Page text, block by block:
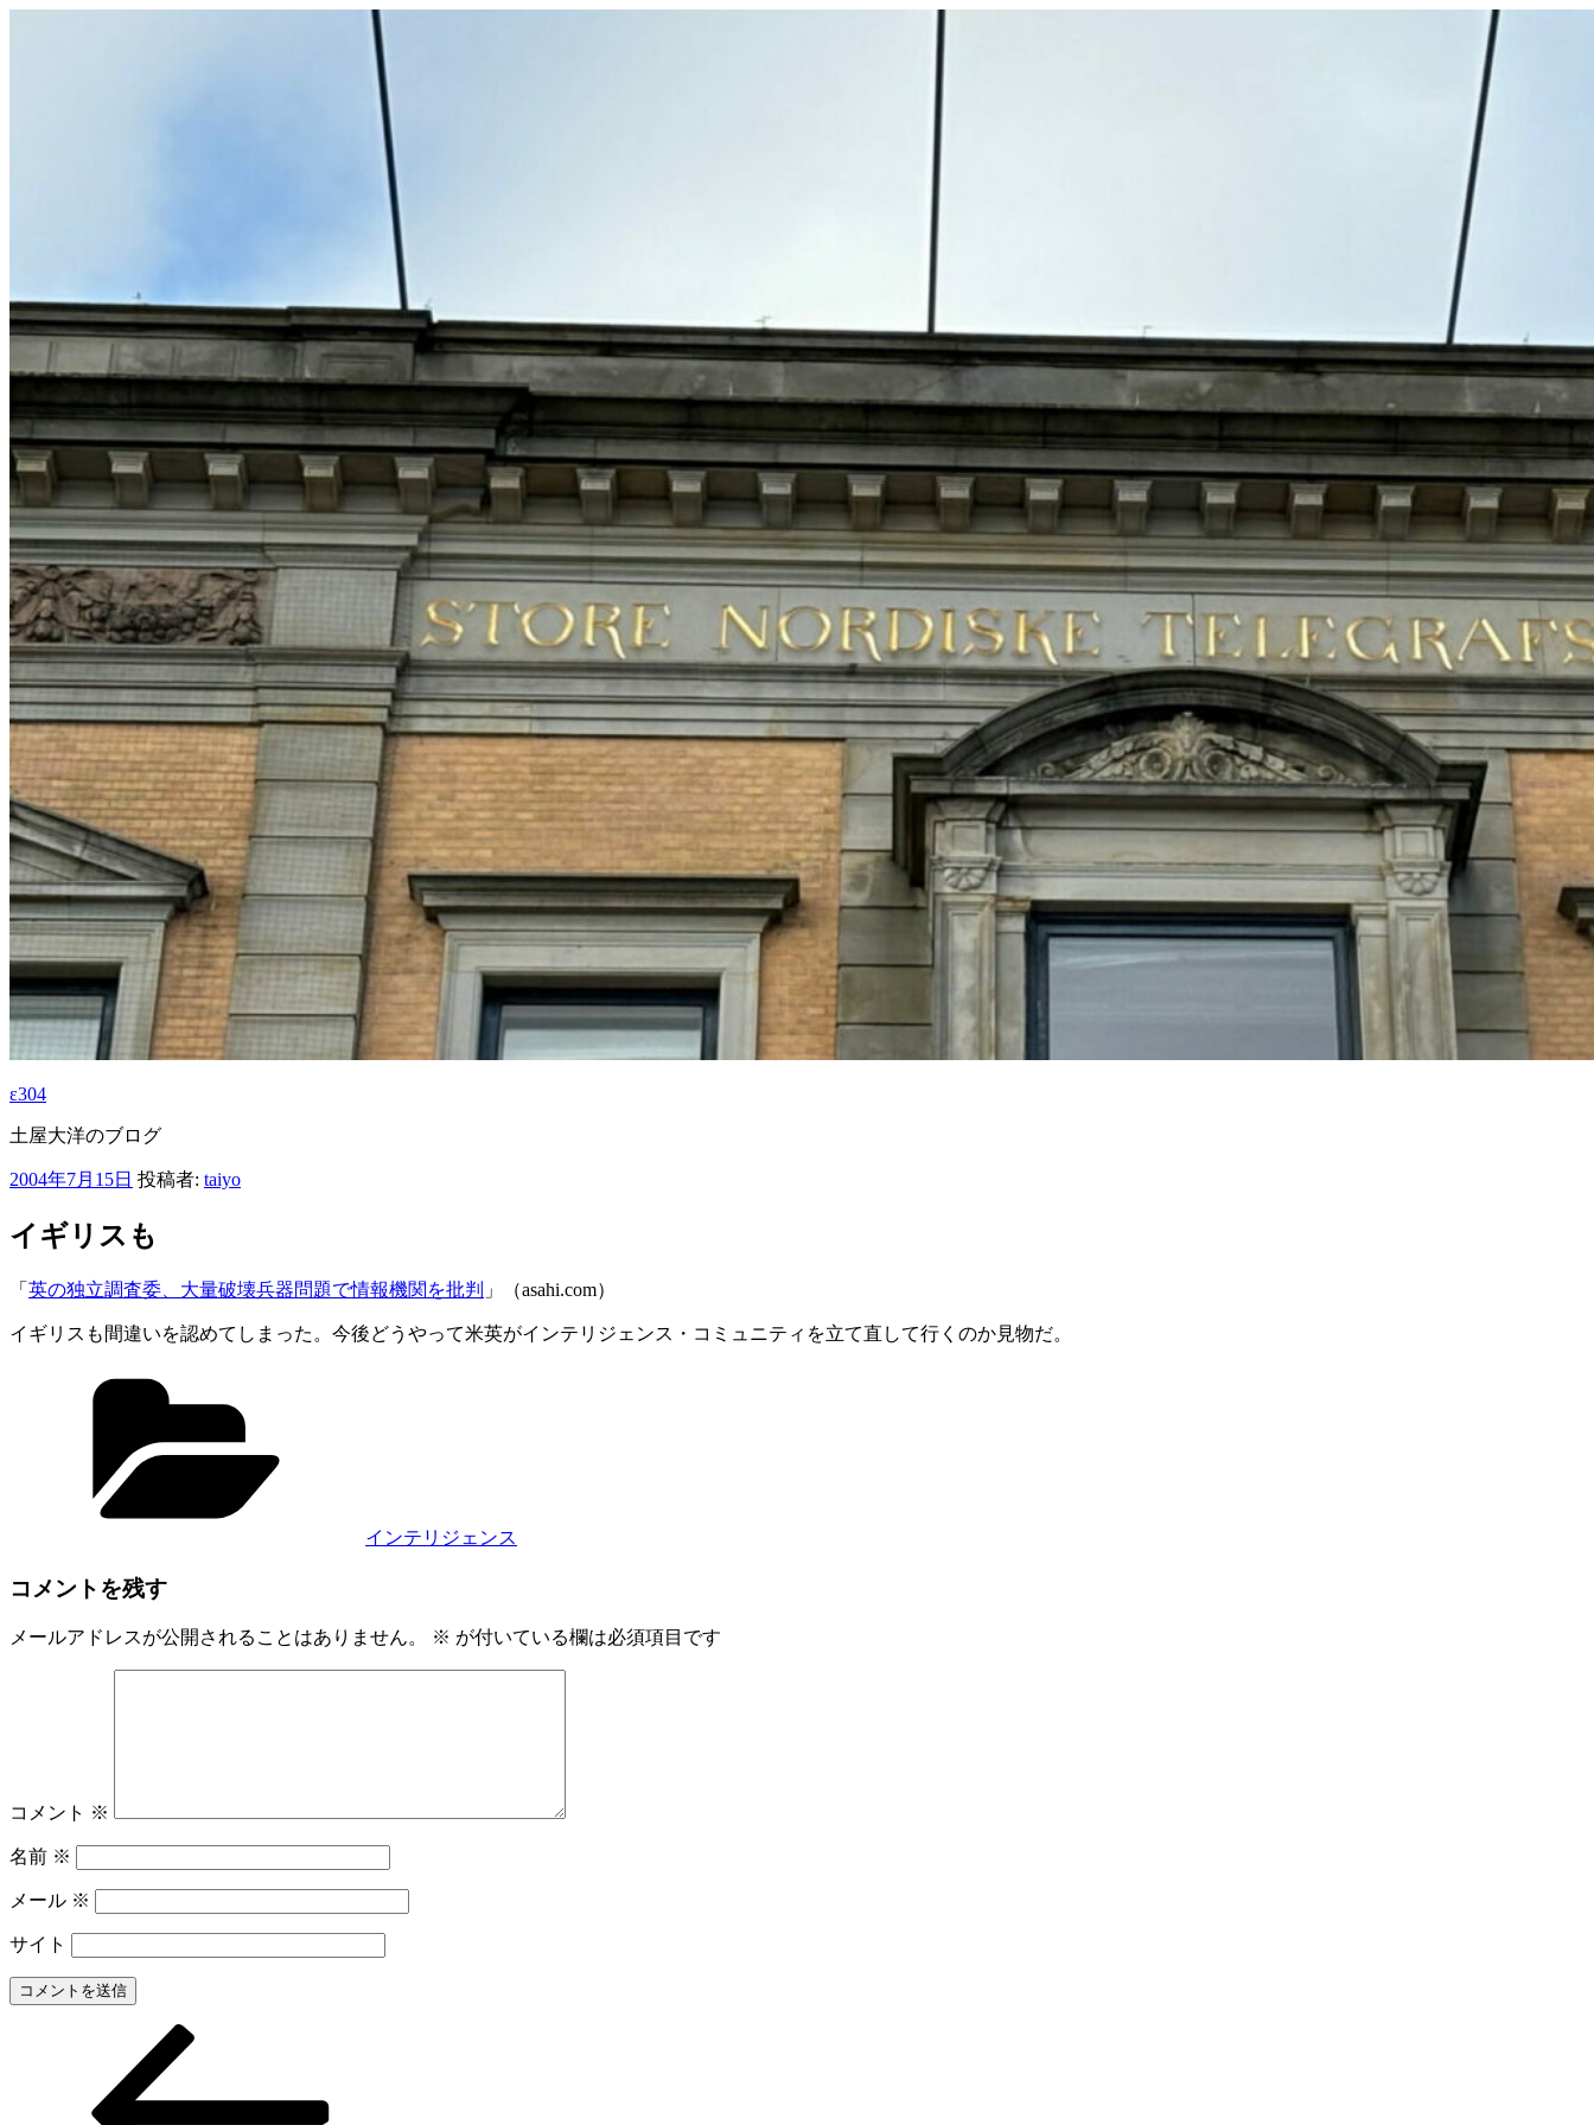
ε304
土屋大洋のブログ
投
日:
2004年7月15日 投稿者: taiyo
イギリスも
「 英の独立調査委、大量破壊兵器問題で情報機関を批判 」（asahi.com）
イギリスも間違いを認めてしまった。今後どうやって米英がインテリジェンス・コミュニティを立て直して行くのか見物だ。
インテリジェンス
コメントを残す
メールアドレスが公開されることはありません。 ※ が付いている欄は必須項目です
コメント ※
名前 ※
メール ※
サイト